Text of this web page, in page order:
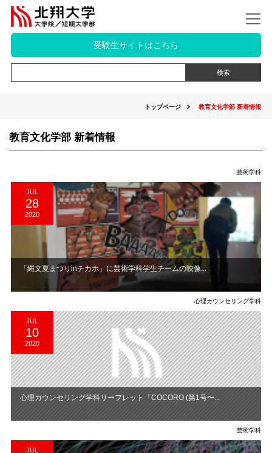
受験生サイトはこちら
トップページ 教育文化学部 新着情報
教育文化学部 新着情報
芸術学科
JUL
28
2020
「縄文夏まつりinチカホ」に芸術学科学生チームの映像...
心理カウンセリング学科
JUL
10
2020
心理カウンセリング学科リーフレット「COCORO (第1号〜...
芸術学科
JUL